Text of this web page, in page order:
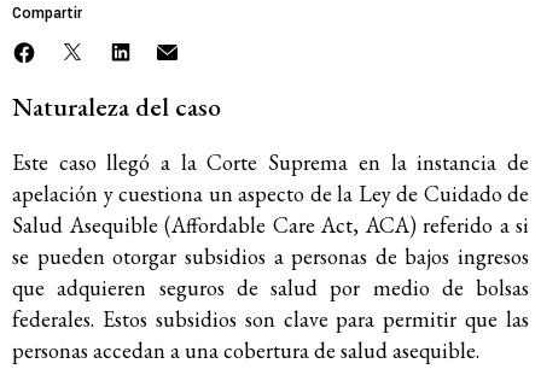
Compartir
Naturaleza del caso
Este caso llegó a la Corte Suprema en la instancia de
apelación y cuestiona un aspecto de la Ley de Cuidado de
Salud Asequible (Affordable Care Act, ACA) referido a si
se pueden otorgar subsidios a personas de bajos ingresos
que adquieren seguros de salud por medio de bolsas
federales. Estos subsidios son clave para permitir que las
personas accedan a una cobertura de salud asequible.